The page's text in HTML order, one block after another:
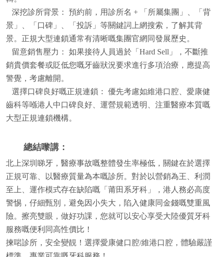
深挖診所背景： 預約前，用診所名 + 「所屬集團」、「背
景」、「口碑」、「投訴」等關鍵詞上網搜索，了解其背
景。正規大型連鎖通常有清晰嘅集團官網同發展歷史。
留意銷售壓力： 如果接待人員過於「Hard Sell」，不斷推
銷貴價套餐或貶低您嘅牙齒狀況要求進行多項治療，應提高
警覺，考慮離開。
選擇口碑良好嘅正規連鎖： 優先考慮如維港口腔、愛康健
齒科等喺港人中口碑良好、運營規範透明、注重醫療本質嘅
大型正規連鎖機構。
總結嚟講：
北上深圳睇牙，醫療事故嘅整體發生率極低，關鍵在於選擇
正規可靠、以醫療質量為本嘅診所。對於以營銷為王、利潤
至上、運作模式存在缺陷嘅「莆田系牙科」，港人務必高度
警惕，仔細甄別，避免因小失大，陷入健康同金錢嘅雙重風
險。擦亮雙眼，做好功課，您就可以安心享受大陸優質牙科
服務嘅便利同高性價比！
揀啱診所，安全變靚！選擇愛康健口腔/維港口腔，體驗嚴謹